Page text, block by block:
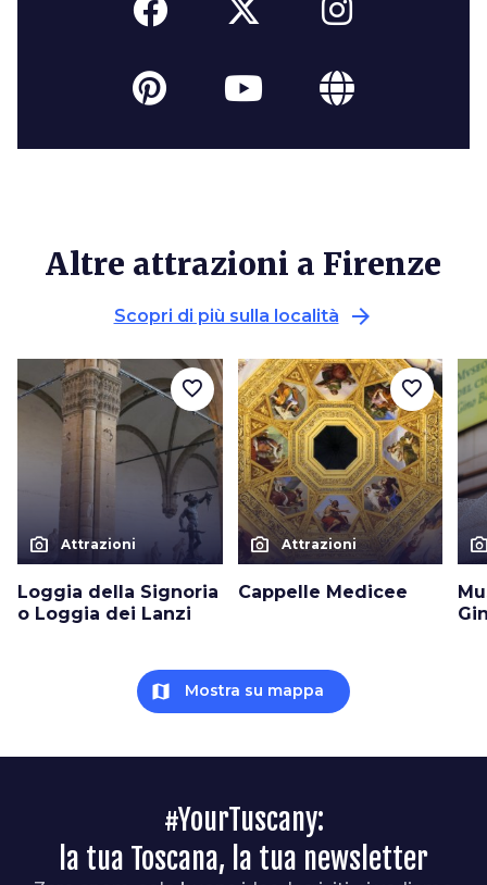
Altre attrazioni a Firenze
Scopri di più sulla località arrow_forward
photo_camera Attrazioni
Loggia della Signoria
o Loggia dei Lanzi
favorite_border
photo_camera Attrazioni
Cappelle Medicee
favorite_border
map Mostra su mappa
#YourTuscany:
la tua Toscana, la tua newsletter